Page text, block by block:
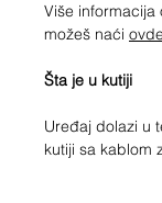
Više informacija
možeš naći ovde
Šta je u kutiji
Uređaj dolazi u
kutiji sa kablom